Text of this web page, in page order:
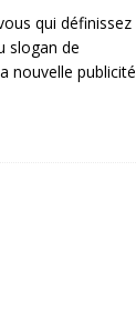
qui définissez
slogan de
nouvelle publicité